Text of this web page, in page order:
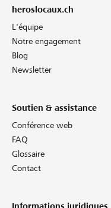
heroslocaux.ch
L'équipe
Notre engagement
Blog
Newsletter
Soutien & assistance
Conférence web
FAQ
Glossaire
Contact
Informations juridiques